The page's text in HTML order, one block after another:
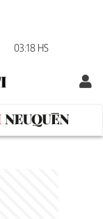
03:18 HS